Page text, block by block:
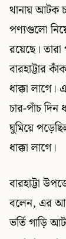
থানায় আটক
পণ্যগুলো
রয়েছে।
বারহাট্টার
ধাক্কা
চার-পাঁচ দিন
ঘুমিয়ে
ধাক্কা লাগে।
বারহাট্টা
বলেন, এর
ভর্তি গাড়ি